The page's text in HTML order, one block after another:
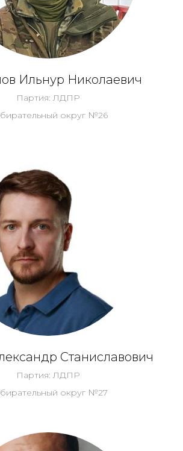
Ильнур Николаевич
Партия: ЛДПР
округ №26
Станиславович
Партия: ЛДПР
округ №27